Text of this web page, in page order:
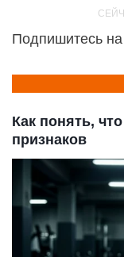
Подпишитесь
Как понять,
признаков